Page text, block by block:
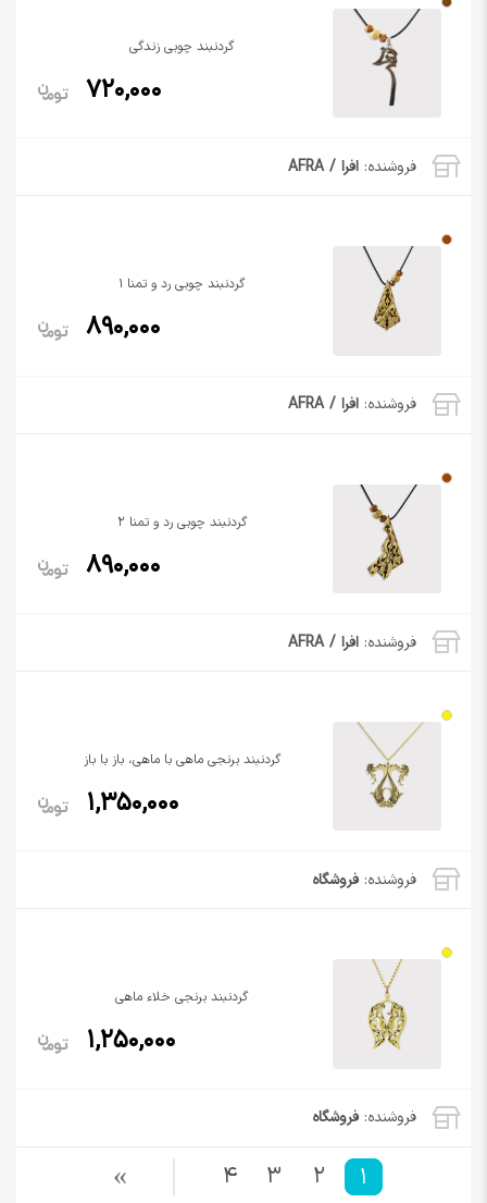
فروشنده: افرا / AFRA
گردنبند چوبی زندگی
720,000
فروشنده: افرا / AFRA
گردنبند چوبی رد و تمنا 1
890,000
فروشنده: افرا / AFRA
گردنبند چوبی رد و تمنا 2
890,000
فروشنده:فروشگاه
گردنبند برنجی ماهی با ماهی، باز با باز
1,350,000
فروشنده:فروشگاه
گردنبند برنجی خلاء ماهی
1,250,000
1
2
3
4